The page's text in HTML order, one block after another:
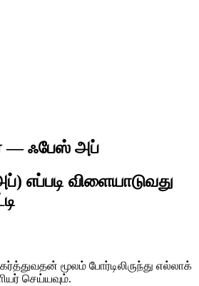
— ஃபேஸ் அப்
எப்படி விளையாடுவது
மூலம் போர்டிலிருந்து எல்லாக்
செய்யவும்.